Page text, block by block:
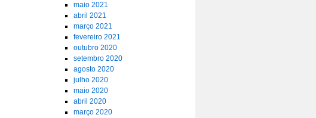
maio 2021
abril 2021
março 2021
fevereiro 2021
outubro 2020
setembro 2020
agosto 2020
julho 2020
maio 2020
abril 2020
março 2020